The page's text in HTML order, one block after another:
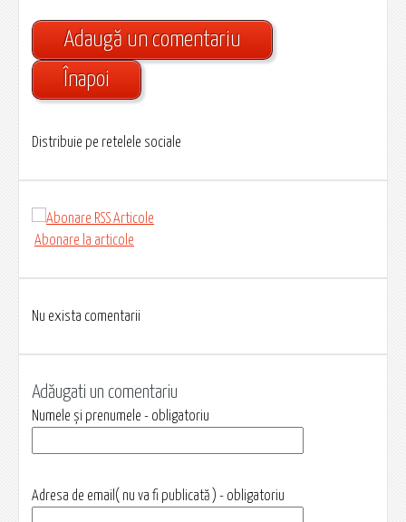
Adaugă un comentariu
Înapoi
Distribuie pe retelele sociale
Abonare la articole
Nu exista comentarii
Adăugati un comentariu
Numele și prenumele - obligatoriu
Adresa de email( nu va fi publicată ) - obligatoriu